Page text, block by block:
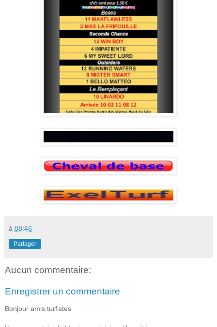
à 08:46
Partager
Aucun commentaire:
Enregistrer un commentaire
Bonjour amis turfistes